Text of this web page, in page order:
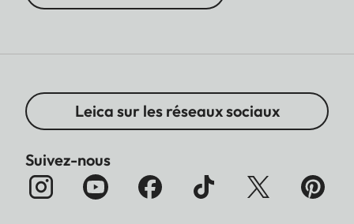
Leica sur les réseaux sociaux
Suivez-nous